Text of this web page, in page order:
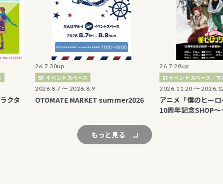
26.7.30up
5F イベントスペース
2026.8.7 〜 2026.8.9
OTOMATE MARKET summer2026
26.7.28up
5Fイベントスペース／マルイノア
2026.11.20 〜 2026.12.6
アニメ「僕のヒーローアカ
10周年記念SHOP～十傑
もっと見る